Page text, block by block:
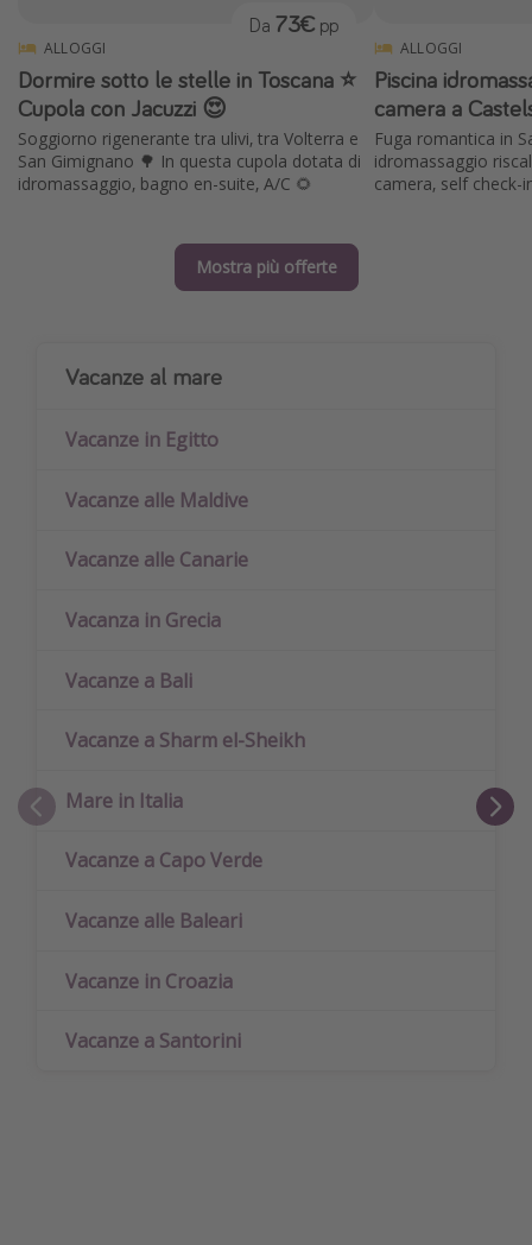
ALLOGGI
Dormire sotto le stelle in Toscana ⭐️
Cupola con Jacuzzi 😍
Soggiorno rigenerante tra ulivi, tra Volterra e
San Gimignano 🌳 In questa cupola dotata di
idromassaggio, bagno en-suite, A/C 🌻
Da 73€ pp
ALLOGGI
Piscina
camera a
Fuga romantica in
idromassaggio
camera, self check-
Mostra più offerte
Vacanze al mare
Vacanze in Egitto
Vacanze alle Maldive
Vacanze alle Canarie
Vacanza in Grecia
Vacanze a Bali
Vacanze a Sharm el-Sheikh
Mare in Italia
Vacanze a Capo Verde
Vacanze alle Baleari
Vacanze in Croazia
Vacanze a Santorini